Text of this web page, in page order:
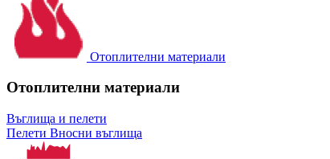
Отоплителни материали
Отоплителни материали
Въглища и пелети
Пелети Вносни въглища